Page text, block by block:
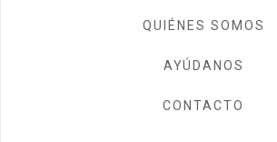
QUIÉNES SOMOS
AYÚDANOS
CONTACTO